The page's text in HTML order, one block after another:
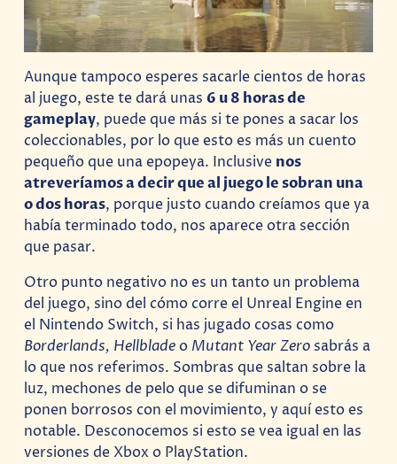
Aunque tampoco esperes sacarle cientos de horas
al juego, este te dará unas6 u 8 horas de
gameplay, puede que más si te pones a sacar los
coleccionables, por lo que esto es más un cuento
pequeño que una epopeya. Inclusive nos
atreveríamos a decir que al juego le sobran una
o dos horas, porque justo cuando creíamos que ya
había terminado todo, nos aparece otra sección
que pasar.
Otro punto negativo no es un tanto un problema
del juego, sino del cómo corre el Unreal Engine en
el Nintendo Switch, si has jugado cosas como
Borderlands, Hellbladeo Mutant Year Zero sabrás a
lo que nos referimos. Sombras que saltan sobre la
luz, mechones de pelo que se difuminan o se
ponen borrosos con el movimiento, y aquí esto es
notable. Desconocemos si esto se vea igual en las
versiones de Xbox o PlayStation.